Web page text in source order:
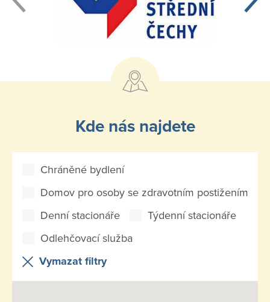
Kde nás najdete
Chráněné bydlení
Domov pro osoby se zdravotním postižením
Denní stacionáře
Týdenní stacionáře
Odlehčovací služba
Vymazat filtry